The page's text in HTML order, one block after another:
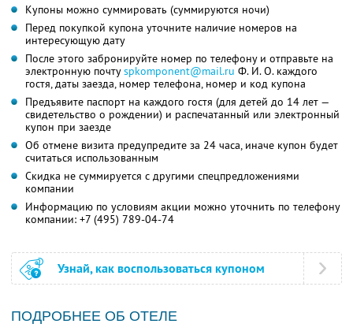
Купоны можно суммировать (суммируются ночи)
Перед покупкой купона уточните наличие номеров на
интересующую дату
После этого забронируйте номер по телефону и отправьте на
электронную почтуspkomponent@mail.ru Ф. И. О.каждого
гостя, даты заезда, номер телефона, номер и код купона
Предъявите паспорт на каждого гостя (для детей до 14 лет —
свидетельство о рождении) и распечатанный или электронный
купон при заезде
Об отмене визита предупредите за 24 часа, иначе купон будет
считаться использованным
Скидка не суммируется с другими спецпредложениями
компании
Информацию по условиям акции можно уточнить по телефону
компании: +7 (495) 789-04-74
Узнай, как воспользоваться купоном
ПОДРОБНЕЕ ОБ ОТЕЛЕ